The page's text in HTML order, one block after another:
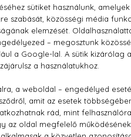
szantálfa, pézsma
AQUA
AURANTIUM BERGAMIA
GERANIOL, GERANYL
CITRUS LIMON
ALPHA-TERPINENE,